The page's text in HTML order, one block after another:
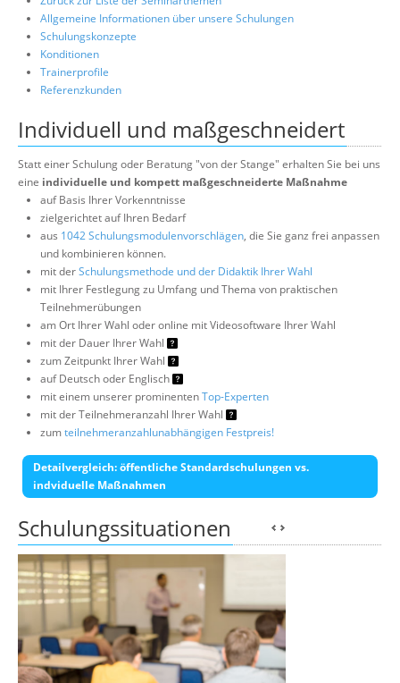
Allgemeine Informationen über unsere Schulungen
Schulungskonzepte
Konditionen
Trainerprofile
Referenzkunden
Individuell und maßgeschneidert
Statt einer Schulung oder Beratung "von der Stange" erhalten Sie bei uns
eine individuelle und kompett maßgeschneiderte Maßnahme
auf Basis Ihrer Vorkenntnisse
zielgerichtet auf Ihren Bedarf
aus 1042 Schulungsmodulenvorschlägen, die Sie ganz frei anpassen
und kombinieren können.
mit derSchulungsmethode und der Didaktik Ihrer Wahl
mit Ihrer Festlegung zu Umfang und Thema von praktischen
Teilnehmerübungen
am Ort Ihrer Wahl oder online mit Videosoftware Ihrer Wahl
mit der Dauer Ihrer Wahl
zum Zeitpunkt Ihrer Wahl
auf Deutsch oder Englisch
mit einem unserer prominentenTop-Experten
mit der Teilnehmeranzahl Ihrer Wahl
zumteilnehmeranzahlunabhängigen Festpreis!
Detailvergleich: öffentliche Standardschulungen vs.
indviduelle Maßnahmen
Schulungssituationen